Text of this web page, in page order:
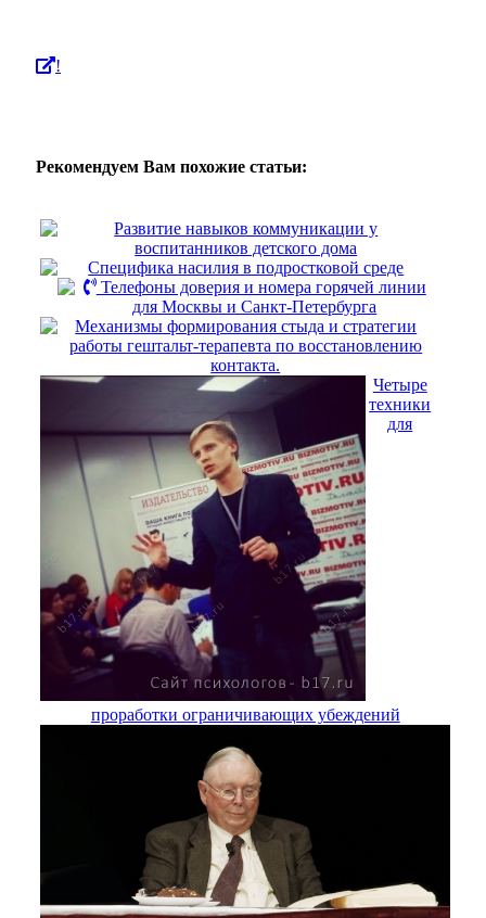
!
Рекомендуем Вам похожие статьи:
Развитие навыков коммуникации у
воспитанников детского дома
Специфика насилия в подростковой среде
Телефоны доверия и номера горячей линии
для Москвы и Санкт-Петербурга
Механизмы формирования стыда и стратегии
работы гештальт-терапевта по восстановлению
контакта.
Четыре
техники
для
проработки ограничивающих убеждений